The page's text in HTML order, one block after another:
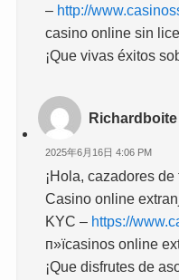
– http://
casino online sin
¡Que vivas éxitos
Richardboite
2025年6月16日 4:06 PM
¡Hola, cazadores de
Casino online
KYC – https://
п»їcasinos online
¡Que disfrutes de